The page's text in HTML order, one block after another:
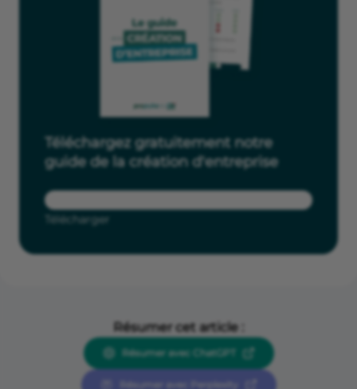
Téléchargez gratuitement notre
guide de la création d'entreprise
Télécharger
Résumer cet article :
Résumer avec ChatGPT
Résumer avec Perplexity